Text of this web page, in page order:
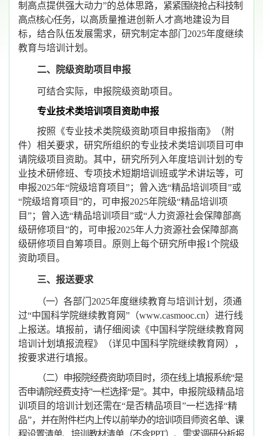
制高点提供强大动力”的总体思路， 紧紧围绕抢占科技制
高点核心任务， 以高质量推进创新人才高地建设为目
标，结合队伍发展需求，研究制定本部门 2025年度继续
教育与培训计划。
二、院级资助项目申报
可结合实际，申报院级资助项目。
专业技术类培训项目资助申报
按照《专业技术类院级资助项目申报指南》（附
件）相关要求，研究所组织的专业技术类培训项目可申
请院级项目资助。其中，研究所列入年度培训计划的专
业技术研修班、专项技术短期培训班或学术讲坛等，可
申报2025年“院级培育项目”；曾入选“精品培训项目”或
“院级培育项目”的，可申报2025年院级“精品培训项
目”；曾入选“精品培训项目”或“人力资源社会保障部高
级研修项目”的，可申报2025年人力资源社会保障部高
级研修项目自筹项目。原则上每个研究所申报1个院级
资助项目。
三、报送要求
（一） 各部门 2025年度继续教育与培训计划，须通
过“中国科学院继续教育网”（www.casmooc.cn）进行线
上报送。填报前，请仔细阅读《中国科学院继续教育网
培训计划填报流程》（详见中国科学院继续教育网），
按要求进行填报。
（二）申报院经费资助项目时，须在线上填报系统“是
否申请院经费支持”一栏选择“是”。其中， 申报院级精品培
训项目的培训计划还需在“是否精品项目”一栏选择“精
品”， 并在附件栏内上传以前举办的培训项目师资名单、课
程设置清单、培训教材清单（不含PPT）、需求调研分析报